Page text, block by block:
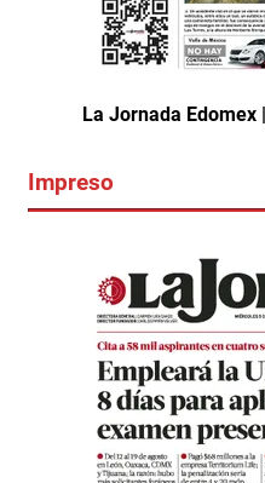
La Jornada Edomex
Impreso